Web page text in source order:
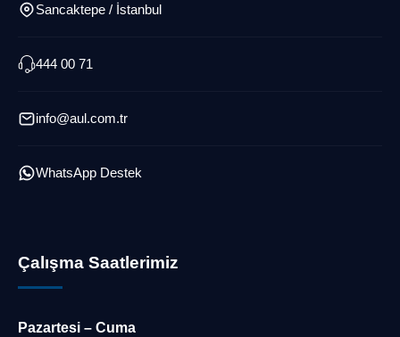
Sancaktepe / İstanbul
444 00 71
info@aul.com.tr
WhatsApp Destek
Çalışma Saatlerimiz
Pazartesi – CumaMüşteri Temsilcisi